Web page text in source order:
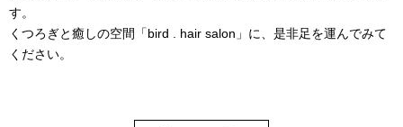
す。
くつろぎと癒しの空間「bird . hair salon 」に、是非足を運んでみて
ください。